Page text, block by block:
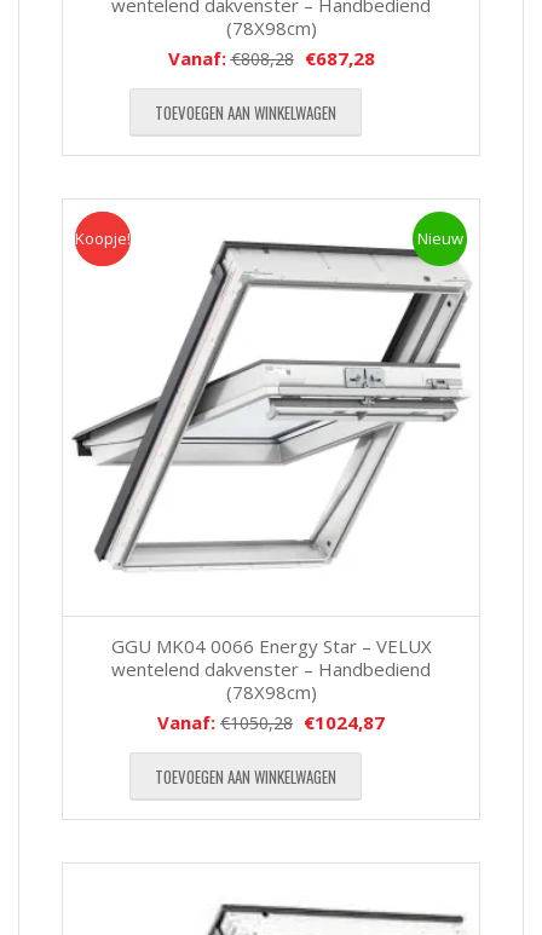
wentelend dakvenster – Handbediend
(78X98cm)
Vanaf:€808,28 €687,28
TOEVOEGEN AAN WINKELWAGEN
Koopje Nieuw
Koopje!
GGU MK04 0066 Energy Star – VELUX
wentelend dakvenster – Handbediend
(78X98cm)
Vanaf: €1050,28 €1024,87
TOEVOEGEN AAN WINKELWAGEN